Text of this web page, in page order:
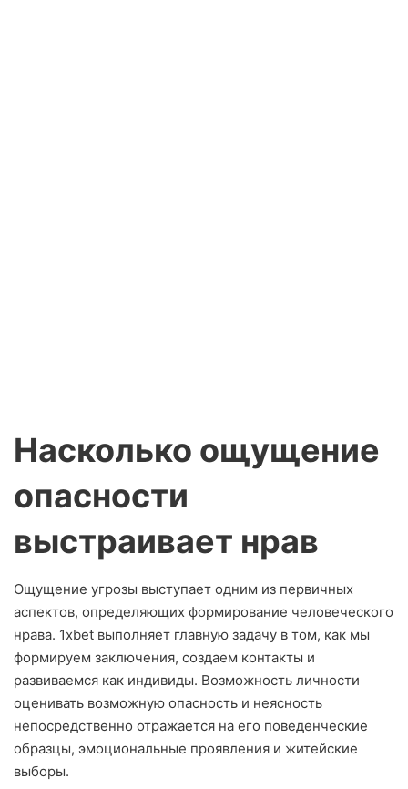
Насколько ощущение
опасности
выстраивает нрав
Ощущение угрозы выступает одним из первичных
аспектов, определяющих формирование человеческого
нрава. 1xbet выполняет главную задачу в том, как мы
формируем заключения, создаем контакты и
развиваемся как индивиды. Возможность личности
оценивать возможную опасность и неясность
непосредственно отражается на его поведенческие
образцы, эмоциональные проявления и житейские
выборы.